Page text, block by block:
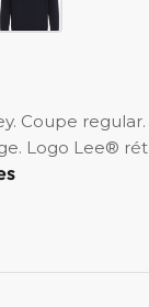
Coupe
Logo Lee®